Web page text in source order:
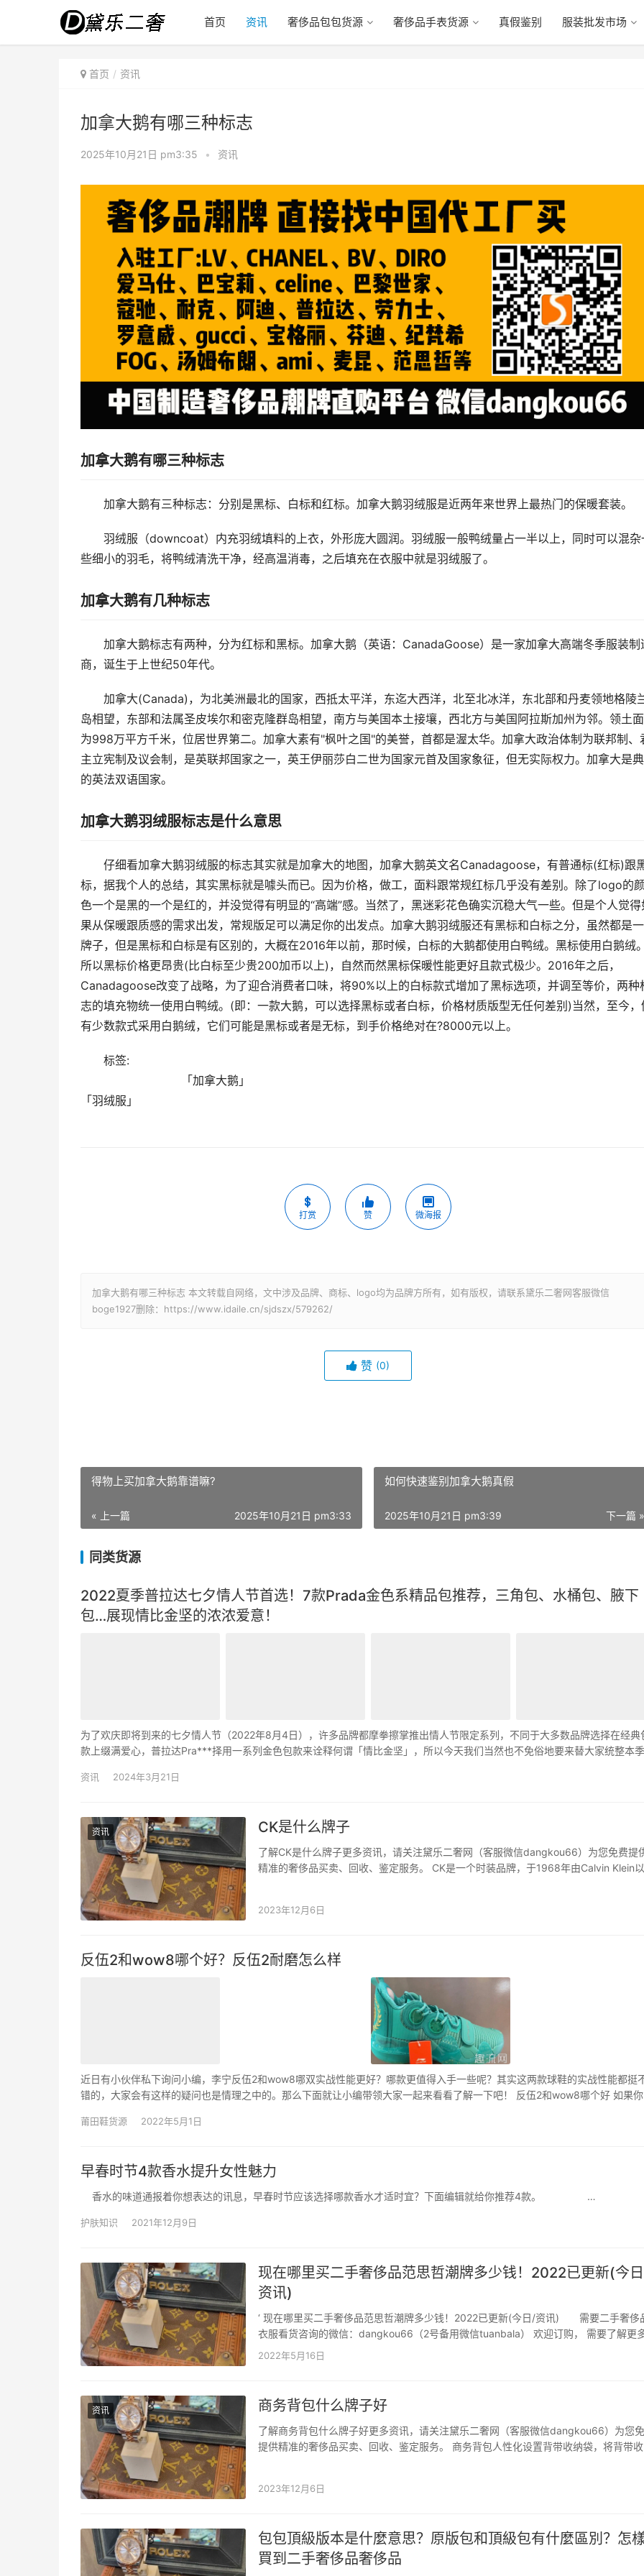
首页 资讯 奢侈品包包货源 奢侈品手表货源 真假鉴别 服装批发市场
首页 资讯
加拿大鹅有哪三种标志
2025年10月21日 pm3:35 • 资讯
加拿大鹅有哪三种标志
加拿大鹅有三种标志：分别是黑标、白标和红标。加拿大鹅羽绒服是近两年来世界上最热门的保暖套装。
羽绒服（downcoat）内充羽绒填料的上衣，外形庞大圆润。羽绒服一般鸭绒量占一半以上，同时可以混杂
些细小的羽毛，将鸭绒清洗干净，经高温消毒，之后填充在衣服中就是羽绒服了。
加拿大鹅有几种标志
加拿大鹅标志有两种，分为红标和黑标。加拿大鹅（英语：CanadaGoose）是一家加拿大高端冬季服装制
商，诞生于上世纪50年代。
加拿大(Canada)，为北美洲最北的国家，西抵太平洋，东迄大西洋，北至北冰洋，东北部和丹麦领地格陵
岛相望，东部和法属圣皮埃尔和密克隆群岛相望，南方与美国本土接壤，西北方与美国阿拉斯加州为邻。领土
为998万平方千米，位居世界第二。加拿大素有"枫叶之国"的美誉，首都是渥太华。加拿大政治体制为联邦制、
主立宪制及议会制，是英联邦国家之一，英王伊丽莎白二世为国家元首及国家象征，但无实际权力。加拿大是
的英法双语国家。
加拿大鹅羽绒服标志是什么意思
仔细看加拿大鹅羽绒服的标志其实就是加拿大的地图，加拿大鹅英文名Canadagoose，有普通标(红标)跟
标，据我个人的总结，其实黑标就是噱头而已。因为价格，做工，面料跟常规红标几乎没有差别。除了logo的
色一个是黑的一个是红的，并没觉得有明显的“高端”感。当然了，黑迷彩花色确实沉稳大气一些。但是个人觉得
果从保暖跟质感的需求出发，常规版足可以满足你的出发点。加拿大鹅羽绒服还有黑标和白标之分，虽然都是
牌子，但是黑标和白标是有区别的，大概在2016年以前，那时候，白标的大鹅都使用白鸭绒。黑标使用白鹅绒
所以黑标价格更昂贵(比白标至少贵200加币以上)，自然而然黑标保暖性能更好且款式极少。2016年之后，
Canadagoose改变了战略，为了迎合消费者口味，将90%以上的白标款式增加了黑标选项，并调至等价，两种
志的填充物统一使用白鸭绒。(即：一款大鹅，可以选择黑标或者白标，价格材质版型无任何差别)当然，至今，
有少数款式采用白鹅绒，它们可能是黑标或者是无标，到手价格绝对在?8000元以上。
标签:
                            「加拿大鹅」
「羽绒服」
打赏 赞 微海报
加拿大鹅有哪三种标志 本文转载自网络，文中涉及品牌、商标、logo均为品牌方所有，如有版权，请联系黛乐二奢网客服微信
boge1927删除：https://www.idaile.cn/sjdszx/579262/
赞 (0)
得物上买加拿大鹅靠谱嘛?
« 上一篇 2025年10月21日 pm3:33
如何快速鉴别加拿大鹅真假
下一篇 »
2025年10月21日 pm3:39
同类货源
2022夏季普拉达七夕情人节首选！7款Prada金色系精品包推荐，三角包、水桶包、腋下
包…展现情比金坚的浓浓爱意！
为了欢庆即将到来的七夕情人节（2022年8月4日），许多品牌都摩拳擦掌推出情人节限定系列，不同于大多数品牌选择在经典
款上缀满爱心，普拉达Pra***择用一系列金色包款来诠释何谓「情比金坚」，所以今天我们当然也不免俗地要来替大家统整本
资讯 2024年3月21日
资讯 CK是什么牌子
了解CK是什么牌子更多资讯，请关注黛乐二奢网（客服微信dangkou66）为您免费提
精准的奢侈品买卖、回收、鉴定服务。 CK是一个时装品牌，于1968年由Calvin Klein
2023年12月6日
反伍2和wow8哪个好？反伍2耐磨怎么样
近日有小伙伴私下询问小编，李宁反伍2和wow8哪双实战性能更好？哪款更值得入手一些呢？其实这两款球鞋的实战性能都挺
错的，大家会有这样的疑问也是情理之中的。那么下面就让小编带领大家一起来看看了解一下吧！ 反伍2和wow8哪个好 如果
莆田鞋货源 2022年5月1日
早春时节4款香水提升女性魅力
香水的味道通报着你想表达的讯息，早春时节应该选择哪款香水才适时宜？下面编辑就给你推荐4款。 …
护肤知识 2021年12月9日
现在哪里买二手奢侈品范思哲潮牌多少钱！2022已更新(今
资讯)
‘ 现在哪里买二手奢侈品范思哲潮牌多少钱！2022已更新(今日/资讯) 需要二手奢侈
衣服看货咨询的微信：dangkou66（2号备用微信tuanbala） 欢迎订购， 需要了解更
请加衣服微信dangkou66（2号备用微信tuanbala）（…
2022年5月16日
资讯 商务背包什么牌子好
了解商务背包什么牌子好更多资讯，请关注黛乐二奢网（客服微信dangkou66）为您
提供精准的奢侈品买卖、回收、鉴定服务。 商务背包人性化设置背带收纳袋，将背带
2023年12月6日
包包頂級版本是什麼意思？原版包和頂級包有什麼區別？怎
買到二手奢侈品奢侈品